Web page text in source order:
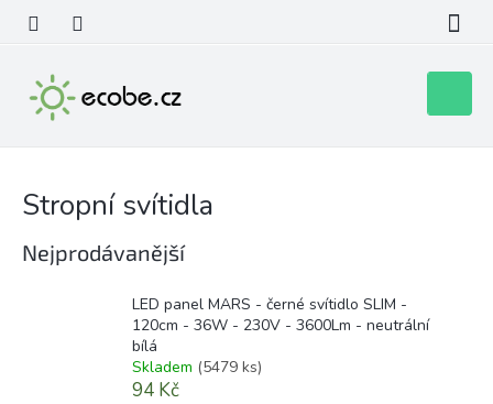
obsah
košík
Stropní svítidla
Nejprodávanější
LED panel MARS - černé svítidlo SLIM -
120cm - 36W - 230V - 3600Lm - neutrální
bílá
Skladem (5479 ks)
94 Kč